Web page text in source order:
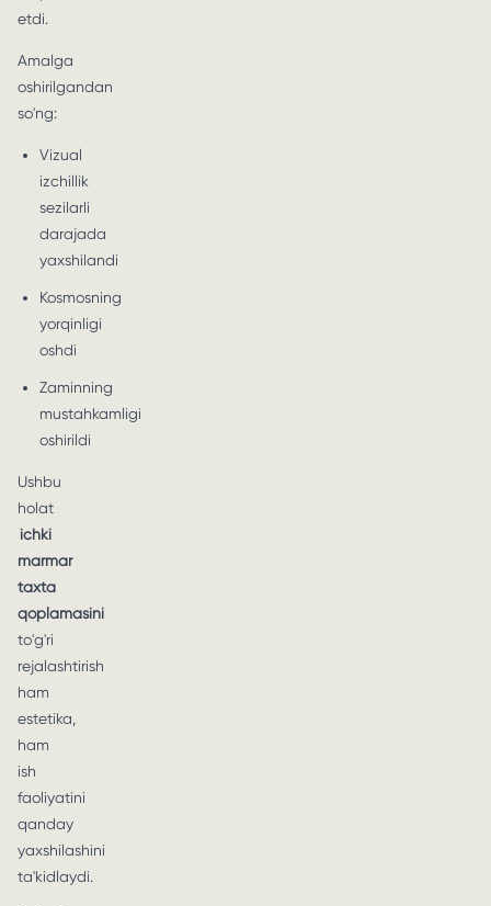
etdi.
Amalga
oshirilgandan
so'ng:
Vizual
izchillik
sezilarli
darajada
yaxshilandi
Kosmosning
yorqinligi
oshdi
Zaminning
mustahkamligi
oshirildi
Ushbu
holat
ichki
marmar
taxta
qoplamasini
to'g'ri
rejalashtirish
ham
estetika,
ham
ish
faoliyatini
qanday
yaxshilashini
ta'kidlaydi.